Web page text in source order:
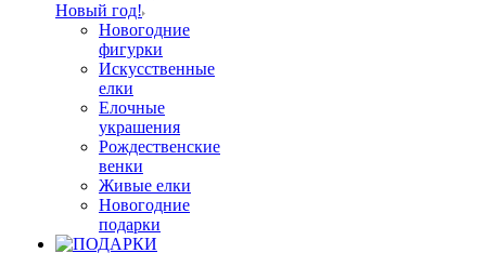
Новый год!
Новогодние
фигурки
Искусственные
елки
Елочные
украшения
Рождественские
венки
Живые елки
Новогодние
подарки